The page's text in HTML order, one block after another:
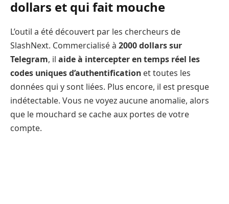
dollars et qui fait mouche
L’outil a été découvert par les chercheurs de
SlashNext. Commercialisé à 2000 dollars sur
Telegram, il aide à intercepter en temps réel les
codes uniques d’authentification et toutes les
données qui y sont liées. Plus encore, il est presque
indétectable. Vous ne voyez aucune anomalie, alors
que le mouchard se cache aux portes de votre
compte.